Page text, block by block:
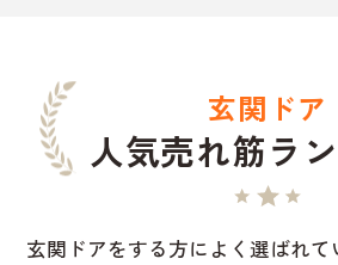
玄関ドア
人気売れ筋ラ
玄関ドアをする方によく選ばれ